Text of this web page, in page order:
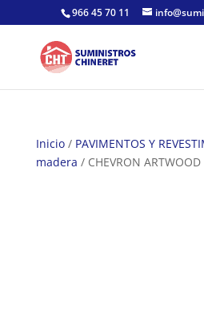
966 45 70 11
Inicio/ PAVIMENTOS Y
madera / CHEVRON